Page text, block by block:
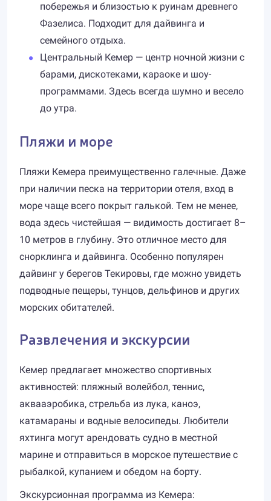
побережья и близостью к руинам древнего
Фазелиса. Подходит для дайвинга и
семейного отдыха.
Центральный Кемер — центр ночной жизни с
барами, дискотеками, караоке и шоу-
программами. Здесь всегда шумно и весело
до утра.
Пляжи и море
Пляжи Кемера преимущественно галечные. Даже
при наличии песка на территории отеля, вход в
море чаще всего покрыт галькой. Тем не менее,
вода здесь чистейшая — видимость достигает 8–
10 метров в глубину. Это отличное место для
снорклинга и дайвинга. Особенно популярен
дайвинг у берегов Текировы, где можно увидеть
подводные пещеры, тунцов, дельфинов и других
морских обитателей.
Развлечения и экскурсии
Кемер предлагает множество спортивных
активностей: пляжный волейбол, теннис,
аквааэробика, стрельба из лука, каноэ,
катамараны и водные велосипеды. Любители
яхтинга могут арендовать судно в местной
марине и отправиться в морское путешествие с
рыбалкой, купанием и обедом на борту.
Экскурсионная программа из Кемера: